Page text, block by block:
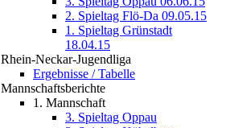
2. Spieltag Flö-Da 09.05.15
1. Spieltag Grünstadt
18.04.15
Rhein-Neckar-Jugendliga
Ergebnisse / Tabelle
Mannschaftsberichte
1. Mannschaft
3. Spieltag Oppau